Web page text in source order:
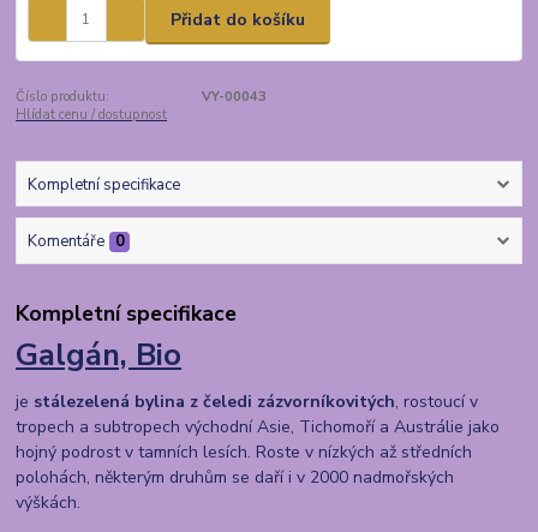
Přidat do košíku
Číslo produktu:
VY-00043
Hlídat cenu / dostupnost
Kompletní specifikace
Komentáře 0
Kompletní specifikace
Galgán, Bio
je stálezelená bylina z čeledi zázvorníkovitých, rostoucí v
tropech a subtropech východní Asie, Tichomoří a Austrálie jako
hojný podrost v tamních lesích. Roste v nízkých až středních
polohách, některým druhům se daří i v 2000 nadmořských
výškách.